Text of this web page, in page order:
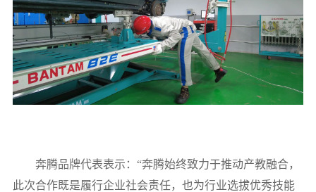
奔腾品牌代表表示：“奔腾始终致力于推动产教融合，
此次合作既是履行企业社会责任，也为行业选拔优秀技能